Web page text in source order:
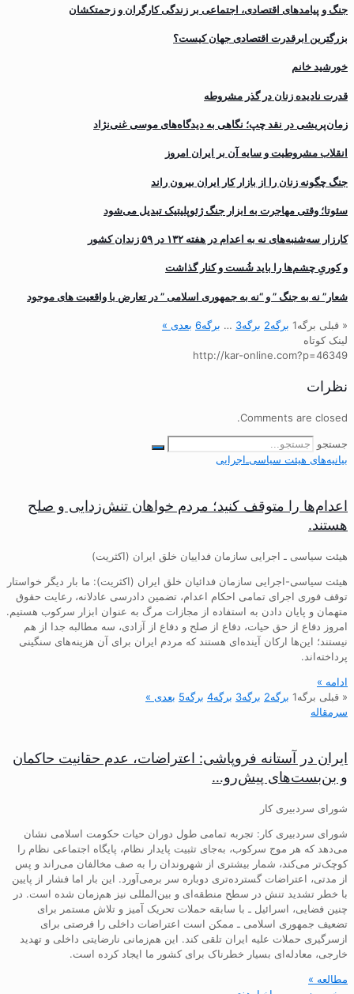
جنگ و پیامدهای اقتصادی، اجتماعی بر زندگی کارگران و زحمتکشان
بزرگترین ابرقدرت اقتصادی جهان کیست؟
خورشید خانم
قدرت نادیده زنان در گذر مشروطه
زمان‌پریشی در نقد چپ؛ نگاهی به دیدگاه‌های موسی غنی‌نژاد
انقلاب مشروطیت و سایه آن بر ایران امروز
جنگ چگونه زنان را از بازار کار ایران بیرون راند
سئوتا؛ وقتی مهاجرت به ابزار جنگ ژئوپلیتیک تبدیل می‌شود
کارزار سه‌شنبه‌های نه به اعدام در هفته ۱۳۲ در ۵۹ زندان کشور
و کوریِ چشم‌ها را باید شُست و کنار گذاشت
شعار” نه به جنگ ” و “نه به جمهوری اسلامی ” در تعارض با واقعیت های موجود
« قبلی برگه1 برگه2 برگه3
… برگه6 بعدی »
لینک کوتاه
http://kar-online.com?p=46349
نظرات
Comments are closed.
جستجو
بیانیه‌های هیئت‌ سیاسی‌ـ‌اجرایی
اعدام‌ها را متوقف کنید؛ مردم خواهان تنش‌زدایی و صلح
هستند.
هیئت سیاسی ـ اجرایی سازمان فداییان خلق ایران (اکثریت)
هیئت سیاسی-اجرایی سازمان فدائیان خلق ایران (اکثریت): ما بار دیگر خواستار
توقف فوری اجرای تمامی احکام اعدام، تضمین دادرسی عادلانه، رعایت حقوق
متهمان و پایان دادن به استفاده از مجازات مرگ به عنوان ابزار سرکوب هستیم.
امروز دفاع از حق حیات، دفاع از صلح و دفاع از آزادی، سه مطالبه جدا از هم
نیستند؛ این‌ها ارکان آینده‌ای هستند که مردم ایران برای آن هزینه‌های سنگینی
پرداخته‌اند.
ادامه »
« قبلی
برگه1 برگه2 برگه3 برگه4 برگه5 بعدی »
سرمقاله
ایران در آستانه فروپاشی: اعتراضات، عدم حقانیت حاکمان
و بن‌بست‌های پیش‌رو…
شورای سردبیری کار
شورای سردبیری کار: تجربه تمامی طول دوران حیات حکومت اسلامی نشان
می‌دهد که هر موج سرکوب، به‌جای تثبیت پایدار نظام، پایگاه اجتماعی نظام را
کوچک‌تر می‌کند، شمار بیشتری از شهروندان را به صف مخالفان می‌راند و پس
از مدتی، اعتراضات گسترده‌تری دوباره سر برمی‌آورد. این بار اما فشار از پایین
با خطر تشدید تنش در سطح منطقه‌ای و بین‌المللی نیز هم‌زمان شده است. در
چنین فضایی، اسرائیل ـ با سابقه حملات تحریک آمیز و تلاش مستمر برای
تضعیف جمهوری اسلامی ـ ممکن است اعتراضات داخلی را فرصتی برای
ازسرگیری حملات علیه ایران تلقی کند. این هم‌زمانی نارضایتی داخلی و تهدید
خارجی، معادله‌ای بسیار خطرناک برای کشور ما ایجاد کرده است.
مطالعه »